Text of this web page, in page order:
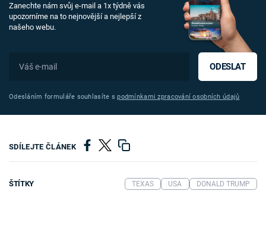
Zanechte nám svůj e-mail a 1x týdně vás
upozorníme na to nejnovější a nejlepší z
našeho webu.
ODESLAT
Odesláním formuláře souhlasíte spodmínkami zpracování osobních údajů
SDÍLEJTE ČLÁNEK
ŠTÍTKY TEXAS USA DONALD TRUMP